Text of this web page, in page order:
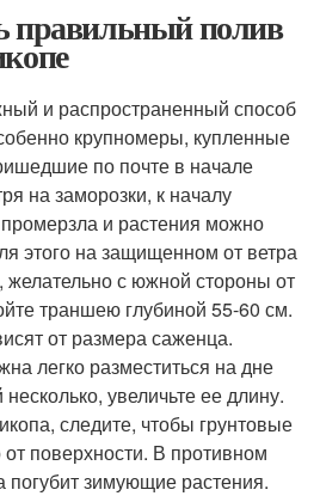
правильный полив
и распространенный способ
крупномеры, купленные
по почте в начале
на заморозки, к началу
и растения можно
этого на защищенном от ветра
с южной стороны от
траншею глубиной 55-60 см.
от размера саженца.
легко разместиться на дне
увеличьте ее длину.
следите, чтобы грунтовые
поверхности. В противном
погубит зимующие растения.